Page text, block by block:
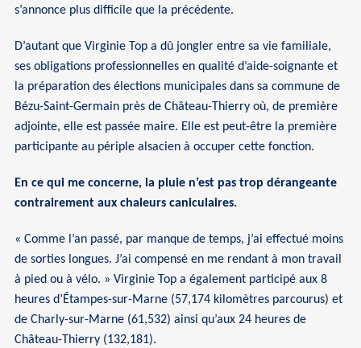
s’annonce plus difficile que la précédente.
D’autant que Virginie Top a dû jongler entre sa vie familiale,
ses obligations professionnelles en qualité d’aide-soignante et
la préparation des élections municipales dans sa commune de
Bézu-Saint-Germain près de Château-Thierry où, de première
adjointe, elle est passée maire. Elle est peut-être la première
participante au périple alsacien à occuper cette fonction.
En ce qui me concerne, la pluie n’est pas trop dérangeante
contrairement aux chaleurs caniculaires.
« Comme l’an passé, par manque de temps, j’ai effectué moins
de sorties longues. J’ai compensé en me rendant à mon travail
à pied ou à vélo. » Virginie Top a également participé aux 8
heures d’Étampes-sur-Marne (57,174 kilomètres parcourus) et
de Charly-sur-Marne (61,532) ainsi qu’aux 24 heures de
Château-Thierry (132,181).